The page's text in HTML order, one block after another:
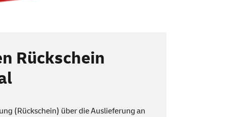
Rückschein
(Rückschein) über die Auslieferung an